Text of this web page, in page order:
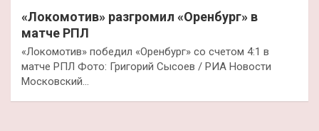
«Локомотив» разгромил «Оренбург» в
матче РПЛ
«Локомотив» победил «Оренбург» со счетом 4:1 в
матче РПЛ Фото: Григорий Сысоев / РИА Новости
Московский…